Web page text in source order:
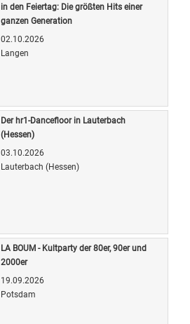
in den Feiertag: Die größten Hits einer
ganzen Generation
02.10.2026
Langen
Der hr1-Dancefloor in Lauterbach
(Hessen)
03.10.2026
Lauterbach (Hessen)
LA BOUM - Kultparty der 80er, 90er und
2000er
19.09.2026
Potsdam